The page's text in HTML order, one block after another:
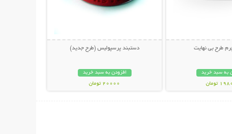
طرح بی نهایت
به سبد خرید
تومان
دستبند پرسپولیس (طرح جدید)
افزودن به سبد خرید
20000 تومان